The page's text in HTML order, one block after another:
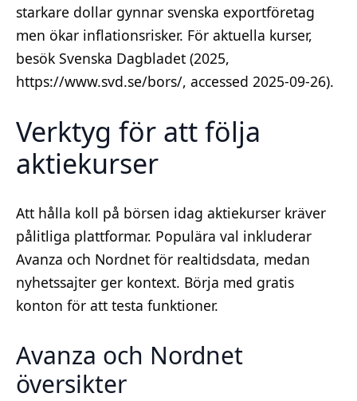
starkare dollar gynnar svenska exportföretag
men ökar inflationsrisker. För aktuella kurser,
besök Svenska Dagbladet (2025,
https://www.svd.se/bors/, accessed 2025-09-26).
Verktyg för att följa
aktiekurser
Att hålla koll på börsen idag aktiekurser kräver
pålitliga plattformar. Populära val inkluderar
Avanza och Nordnet för realtidsdata, medan
nyhetssajter ger kontext. Börja med gratis
konton för att testa funktioner.
Avanza och Nordnet
översikter